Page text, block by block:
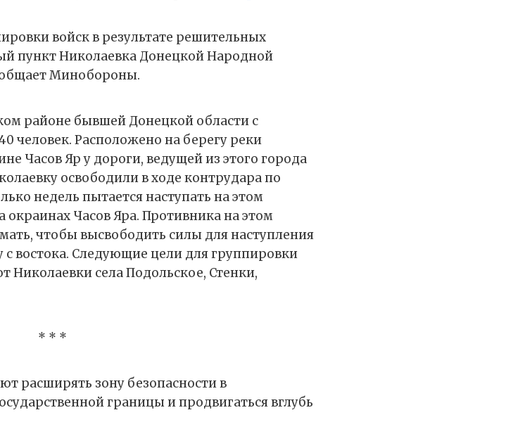
войск в результате решительных
пункт Николаевка Донецкой Народной
Минобороны.
районе бывшей Донецкой области с
человек. Расположено на берегу реки
Часов Яр у дороги, ведущей из этого города
освободили в ходе контрудара по
недель пытается наступать на этом
окраинах Часов Яра. Противника на этом
чтобы высвободить силы для наступления
востока. Следующие цели для группировки
Николаевки села Подольское, Стенки,
* * *
расширять зону безопасности в
границы и продвигаться вглубь